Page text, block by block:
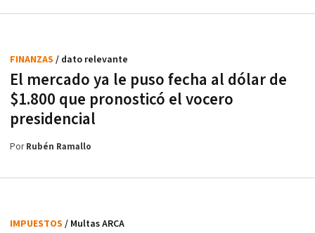
El mercado ya le puso fecha al dólar de
$1.800 que pronosticó el vocero
presidencial
FINANZAS / dato relevante
PorRubén Ramallo
IMPUESTOS / Multas ARCA